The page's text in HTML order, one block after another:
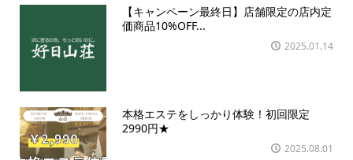
【キャンペーン最終日】店舗限定の店内定
価商品10%OFF...
2025.01.14
本格エステをしっかり体験！初回限定
2990円★
2025.08.01